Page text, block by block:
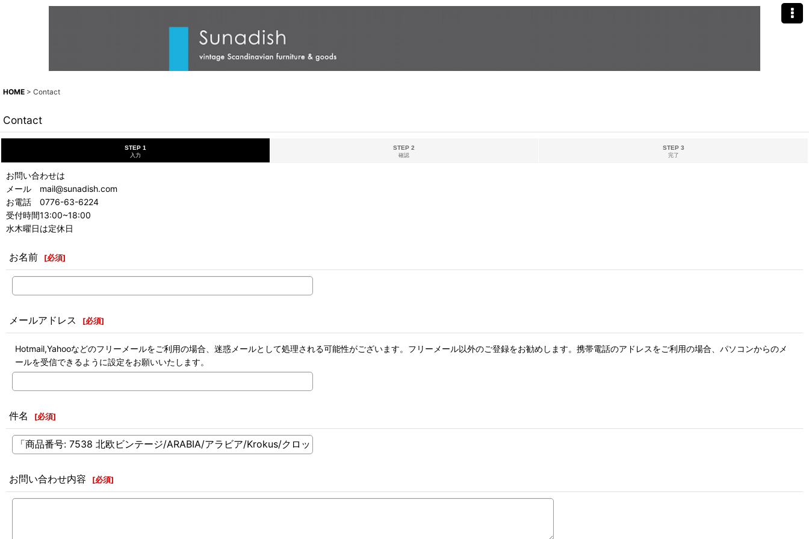
HOME > Contact
Contact
STEP 1
入力
STEP 2
確認
STEP 3
完了
お問い合わせは
メール mail@sunadish.com
お電話 0776-63-6224
受付時間13:00~18:00
水木曜日は定休日
お名前 [必須]
メールアドレス [必須]
Hotmail,Yahooなどのフリーメールをご利用の場合、迷惑メールとして処理される可能性がございます。フリーメール以外のご登録をお勧めします。携帯電話のアドレスをご利用の場合、パソコンからのメ
ールを受信できるように設定をお願いいたします。
件名 [必須]
お問い合わせ内容 [必須]